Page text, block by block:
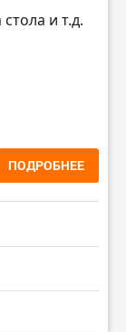
и т.д.
ПОДРОБНЕЕ